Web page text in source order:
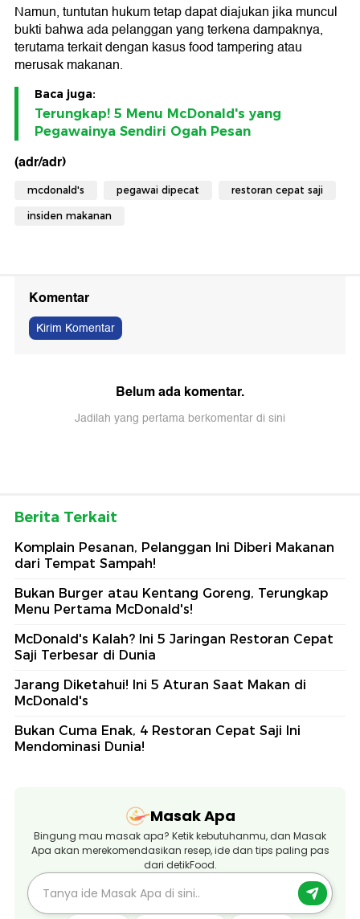
Namun, tuntutan hukum tetap dapat diajukan jika muncul
bukti bahwa ada pelanggan yang terkena dampaknya,
terutama terkait dengan kasus food tampering atau
merusak makanan.
Baca juga:
Terungkap! 5 Menu McDonald's yang
Pegawainya Sendiri Ogah Pesan
(adr/adr)
mcdonald's pegawai dipecat restoran cepat saji
insiden makanan
Komentar
Kirim Komentar
Belum ada komentar.
Jadilah yang pertama berkomentar di sini
Berita Terkait
Komplain Pesanan, Pelanggan Ini Diberi Makanan
dari Tempat Sampah!
Bukan Burger atau Kentang Goreng, Terungkap
Menu Pertama McDonald's!
McDonald's Kalah? Ini 5 Jaringan Restoran Cepat
Saji Terbesar di Dunia
Jarang Diketahui! Ini 5 Aturan Saat Makan di
McDonald's
Bukan Cuma Enak, 4 Restoran Cepat Saji Ini
Mendominasi Dunia!
Masak Apa
Bingung mau masak apa? Ketik kebutuhanmu, dan Masak
Apa akan merekomendasikan resep, ide dan tips paling pas
dari detikFood.